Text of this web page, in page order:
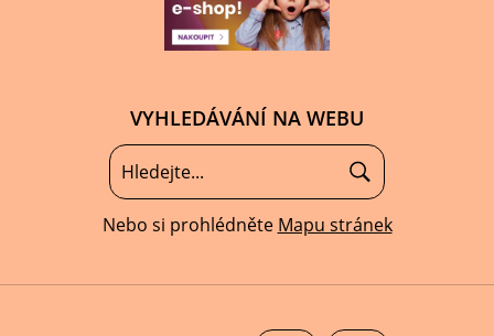
VYHLEDÁVÁNÍ NA WEBU
Nebo si prohlédněte Mapu stránek